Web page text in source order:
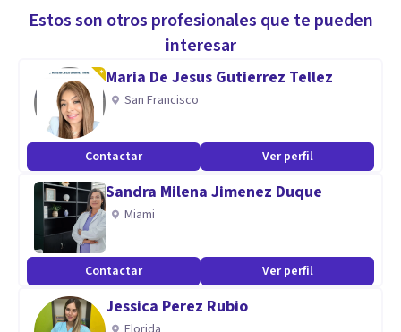
con total respaldo y evidencia científica.
La psicóloga Karla Araya, ofrece consulta tanto en
modalidad presencial como virtual.
En su consulta podrás encontrar un espacio seguro, ético y
con calidez humana.
Estos son otros profesionales que te pueden
interesar
Maria De Jesus Gutierrez Tellez
San Francisco
Contactar Ver perfil
Sandra Milena Jimenez Duque
Miami
Contactar Ver perfil
Jessica Perez Rubio